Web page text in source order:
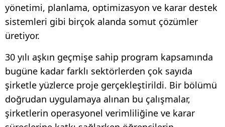
yönetimi, planlama, optimizasyon ve karar destek
sistemleri gibi birçok alanda somut çözümler
üretiyor.
30 yılı aşkın geçmişe sahip program kapsamında
bugüne kadar farklı sektörlerden çok sayıda
şirketle yüzlerce proje gerçekleştirildi. Bir bölümü
doğrudan uygulamaya alınan bu çalışmalar,
şirketlerin operasyonel verimliliğine ve karar